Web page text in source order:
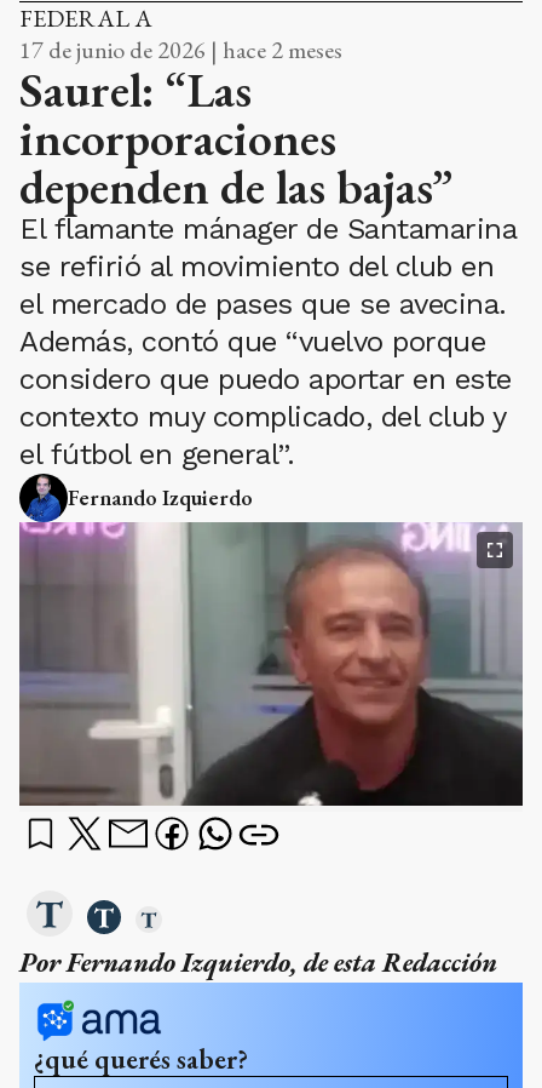
FEDERAL A
17 de junio de 2026 | hace 2 meses
Saurel: “Las
incorporaciones
dependen de las bajas”
El flamante mánager de Santamarina
se refirió al movimiento del club en
el mercado de pases que se avecina.
Además, contó que “vuelvo porque
considero que puedo aportar en este
contexto muy complicado, del club y
el fútbol en general”.
Fernando Izquierdo
Por Fernando Izquierdo, de esta Redacción
¿qué querés saber?